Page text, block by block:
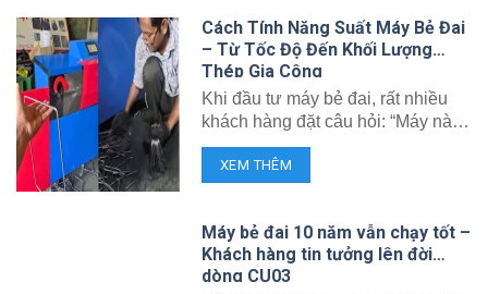
GIA VIỆT hân hạnh đón tiếp một
khách hàng từ Phú Quốc đến trực
tiếp xưởng […]
Cách Tính Năng Suất Máy Bẻ Đai
– Từ Tốc Độ Đến Khối Lượng
Thép Gia Công
Khi đầu tư máy bẻ đai, rất nhiều
khách hàng đặt câu hỏi: “Máy này
mỗi ngày bẻ được bao nhiêu ký?”
hay “Tốc độ 14–16 đai/phút thì ra
năng suất thực tế từ tốc độ bẻ,
đồng thời giải thích những […]
XEM THÊM
Máy bẻ đai 10 năm vẫn chạy tốt –
Khách hàng tin tưởng lên đời
dòng CU03